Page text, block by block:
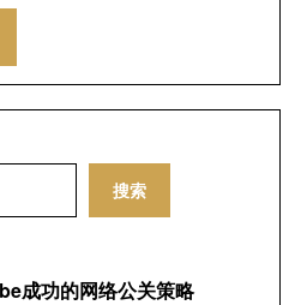
搜索
成功的网络公关策略